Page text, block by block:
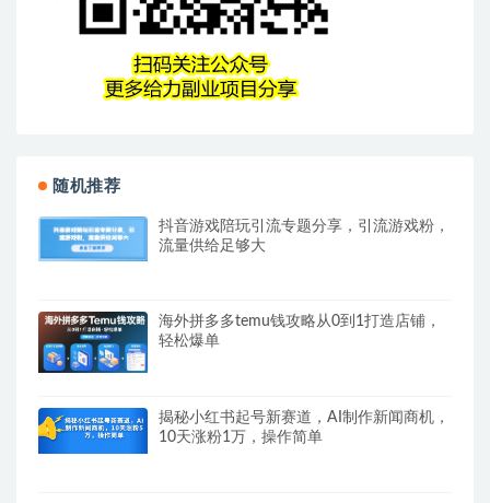
随机推荐
抖音游戏陪玩引流专题分享，引流游戏粉，
流量供给足够大
海外拼多多temu钱攻略从0到1打造店铺，
轻松爆单
揭秘小红书起号新赛道，AI制作新闻商机，
10天涨粉1万，操作简单